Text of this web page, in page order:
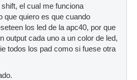
el cual me funciona
que quiero es que cuando
los led de la apc40, por que
output cada uno a un color de led,
todos los pad como si fuese otra